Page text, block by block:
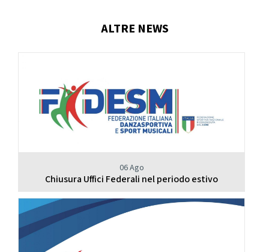
ALTRE NEWS
06 Ago
Chiusura Uffici Federali nel periodo estivo